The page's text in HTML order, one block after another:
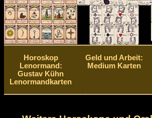
Horoskop
Lenormand:
Gustav Kühn
Lenormandkarten
Geld und Arbeit:
Medium Karten